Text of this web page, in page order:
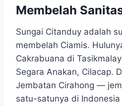
Membelah
Sungai Citanduy adalah
membelah Ciamis.
Cakrabuana di
Segara Anakan, Cilacap.
Jembatan Cirahong —
satu-satunya di